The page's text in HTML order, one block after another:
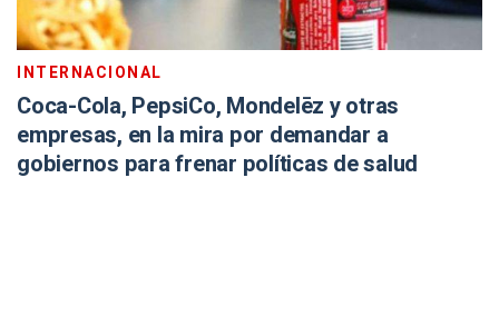
INTERNACIONAL
Coca-Cola, PepsiCo, Mondelēz y otras
empresas, en la mira por demandar a
gobiernos para frenar políticas de salud